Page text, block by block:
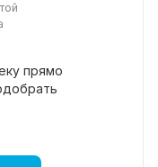
прямо